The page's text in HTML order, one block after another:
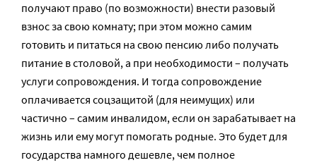
получают право (по возможности) внести разовый
взнос за свою комнату; при этом можно самим
готовить и питаться на свою пенсию либо получать
питание в столовой, а при необходимости – получать
услуги сопровождения. И тогда сопровождение
оплачивается соцзащитой (для неимущих) или
частично – самим инвалидом, если он зарабатывает на
жизнь или ему могут помогать родные. Это будет для
государства намного дешевле, чем полное